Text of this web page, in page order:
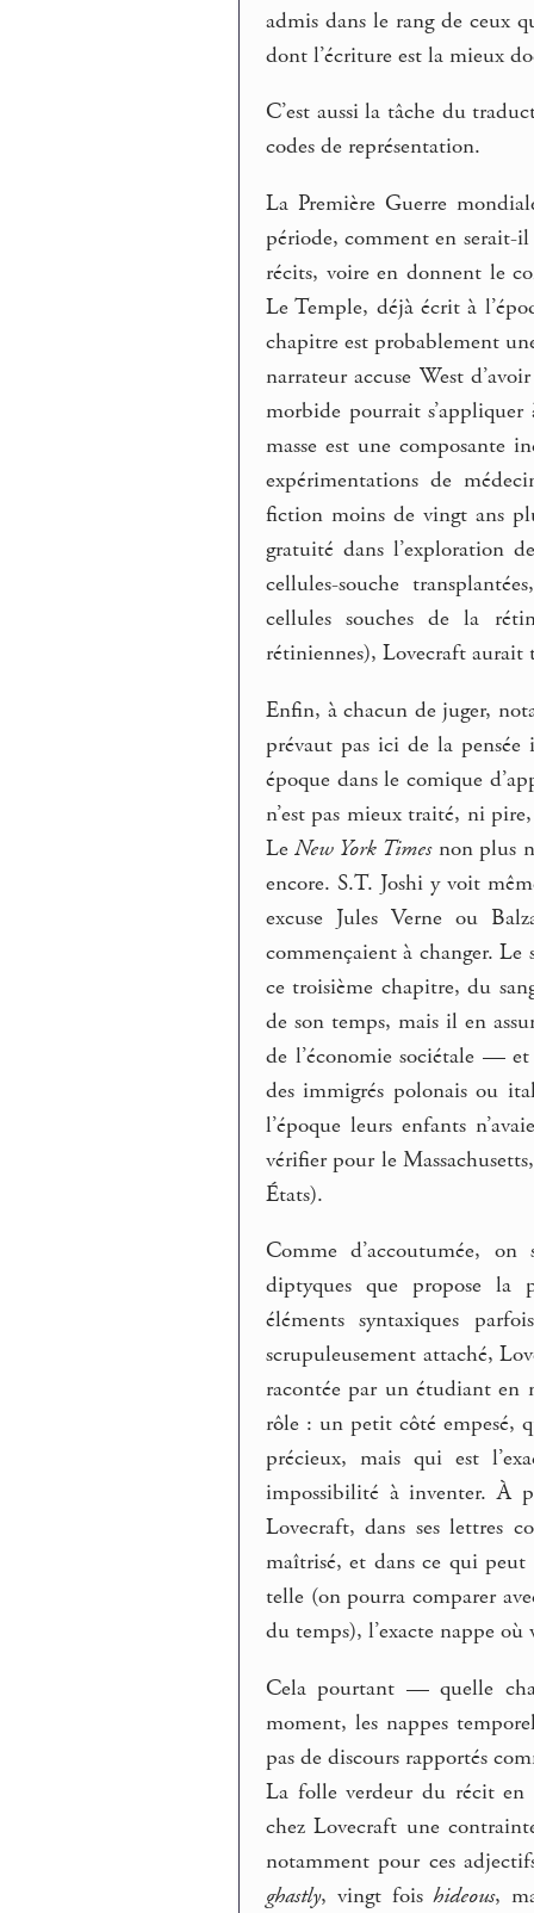
admis dans le rang de ceux
dont l’écriture est la mieux
C’est aussi la tâche du
codes de représentation.
La Première Guerre
période, comment en serait-il
récits, voire en donnent le
Le Temple, déjà écrit à
chapitre est probablement
narrateur accuse West
morbide pourrait
masse est une composante
expérimentations de
fiction moins de vingt ans
gratuité dans l’exploration
cellules-souche
cellules souches de la
rétiniennes), Lovecraft aurait
Enfin, à chacun de juger,
prévaut pas ici de la pensée
époque dans le comique
n’est pas mieux traité, ni
LeNew York Timesnon plus
encore. S.T. Joshi y voit
excuse Jules Verne ou
commençaient à changer.
ce troisième chapitre, du
de son temps, mais il en
de l’économie sociétale —
des immigrés polonais ou
l’époque leurs enfants
vérifier pour le
États).
Comme d’accoutumée,
diptyques que propose la
éléments syntaxiques
scrupuleusement attaché,
racontée par un étudiant en
rôle : un petit côté empesé,
précieux, mais qui est
impossibilité à inventer. À
Lovecraft, dans ses lettres
maîtrisé, et dans ce qui
telle (on pourra comparer
du temps), l’exacte nappe
Cela pourtant — quelle
moment, les nappes
pas de discours rapportés
La folle verdeur du récit en
chez Lovecraft une
notamment pour ces
ghastly, vingt foishideous,